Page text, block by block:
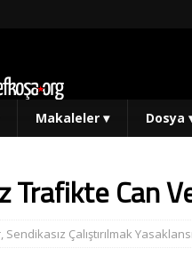
Makaleler ▾ Dosya
Trafikte Can
, Sendikasız Çalıştırılmak